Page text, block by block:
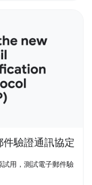
驗證通訊協定
用，測試電子郵件驗